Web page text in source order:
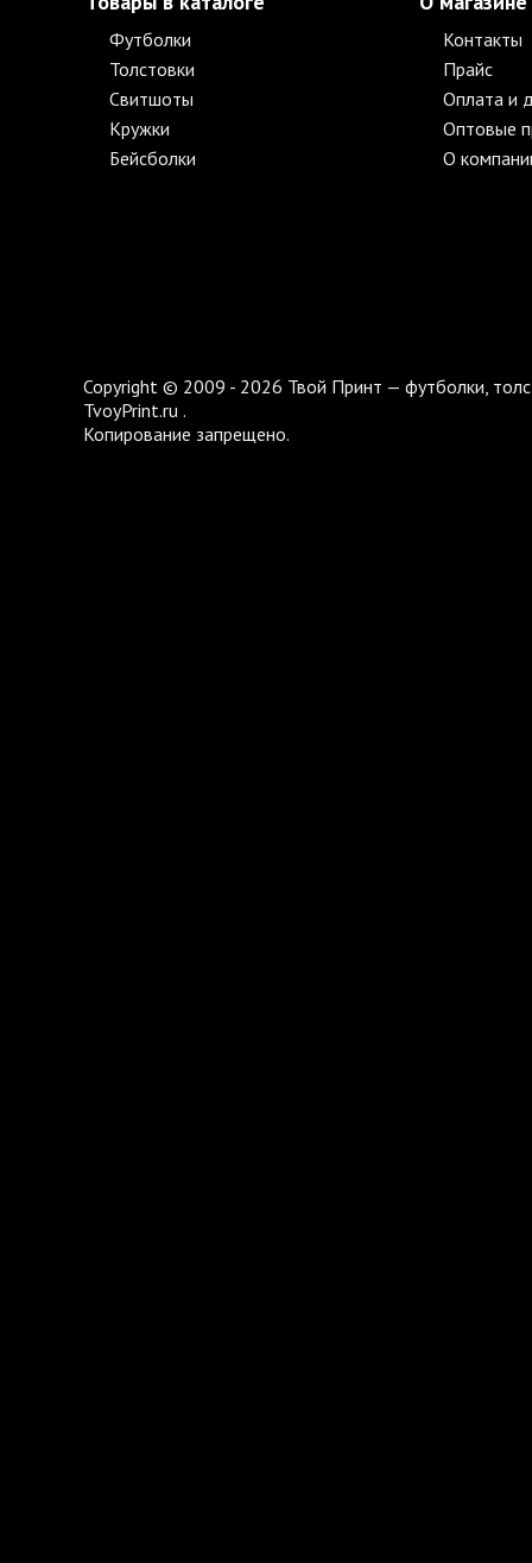
Футболки
Толстовки
Свитшоты
Кружки
Бейсболки
Контакты
Прайс
Оплата и
Оптовые
О
Copyright © 2009 - 2026 Твой Принт — футболки,
TvoyPrint.ru .
Копирование запрещено.